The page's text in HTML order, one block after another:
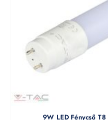
9W LED Fénycső